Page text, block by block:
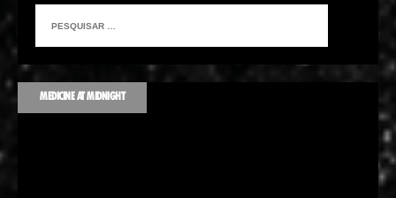
MEDICINE AT MIDNIGHT